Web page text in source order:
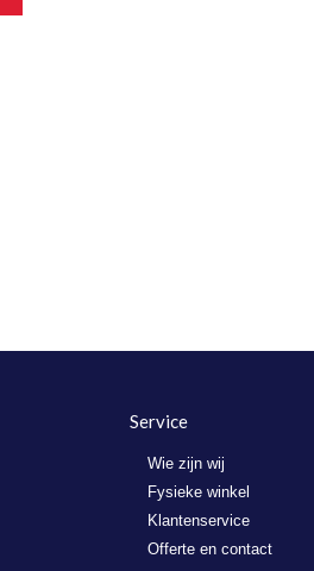
Service
Wie zijn wij
Fysieke winkel
Klantenservice
Offerte en contact